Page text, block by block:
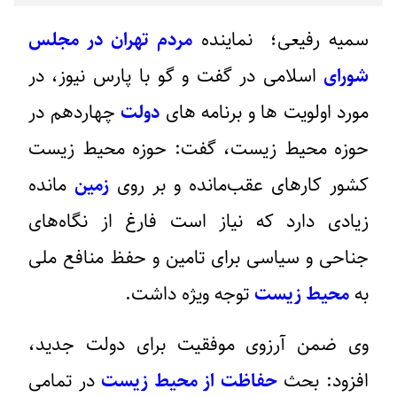
سمیه رفیعی؛ نماینده مردم تهران در مجلس
شورای اسلامی در گفت و گو با پارس نیوز، در
مورد اولویت ها و برنامه های دولت چهاردهم در
حوزه محیط زیست، گفت: حوزه محیط زیست
کشور کارهای عقب‌مانده و بر روی زمین مانده
زیادی دارد که نیاز است فارغ از نگاه‌های
جناحی و سیاسی برای تامین و حفظ منافع ملی
به محیط زیست توجه ویژه داشت.
وی ضمن آرزوی موفقیت برای دولت جدید،
افزود: بحثحفاظت از محیط زیست در تمامی